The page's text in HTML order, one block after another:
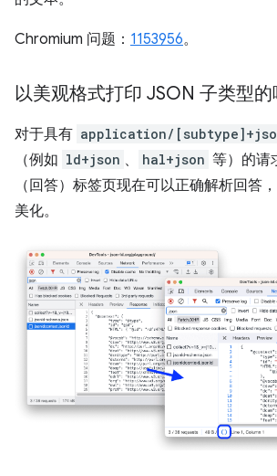
Chromium 问题： 1153956。
以美观格式打印 JSON 子类型
对于具有 application/
（例如 ld+json 、 hal+json 等）的请
（回答）标签页现在可以正确解析回答
美化。